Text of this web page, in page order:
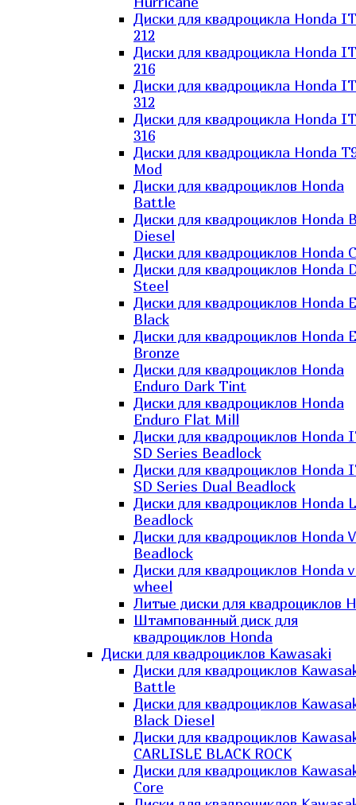
Диски для квадроцикла Honda
212
Диски для квадроцикла Honda
216
Диски для квадроцикла Honda
312
Диски для квадроцикла Honda
316
Диски для квадроцикла Honda
Mod
Диски для квадроциклов Honda
Battle
Диски для квадроциклов Honda
Diesel
Диски для квадроциклов Honda
Диски для квадроциклов Honda
Steel
Диски для квадроциклов Honda
Black
Диски для квадроциклов Honda
Bronze
Диски для квадроциклов Honda
Enduro Dark Tint
Диски для квадроциклов Honda
Enduro Flat Mill
Диски для квадроциклов Honda
SD Series Beadlock
Диски для квадроциклов Honda
SD Series Dual Beadlock
Диски для квадроциклов Honda
Beadlock
Диски для квадроциклов Honda
Beadlock
Диски для квадроциклов Honda
wheel
Литые диски для квадроциклов
Штампованный диск для
квадроциклов Honda
Диски для квадроциклов Kawasaki
Диски для квадроциклов
Battle
Диски для квадроциклов
Black Diesel
Диски для квадроциклов
CARLISLE BLACK ROCK
Диски для квадроциклов
Core